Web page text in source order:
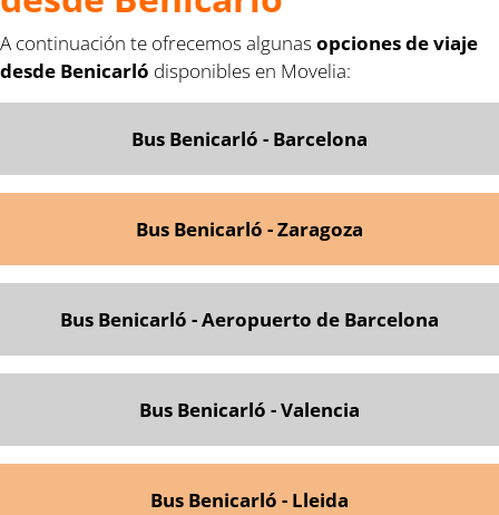
A continuación te ofrecemos algunasopciones de viaje
desde Benicarló disponibles en Movelia:
Bus Benicarló - Barcelona
Bus Benicarló - Zaragoza
Bus Benicarló - Aeropuerto de Barcelona
Bus Benicarló - Valencia
Bus Benicarló - Lleida